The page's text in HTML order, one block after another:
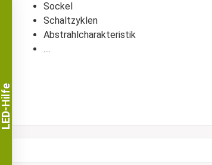
Sockel
Schaltzyklen
Abstrahlcharakteristik
....
LED-Hilfe